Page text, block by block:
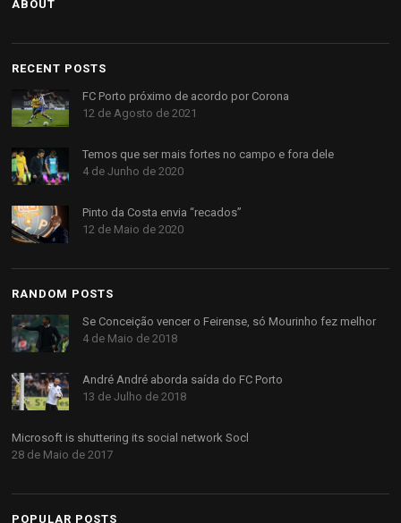
ABOUT
RECENT POSTS
FC Porto próximo de acordo por Corona
12 de Agosto de 2021
Temos que ser mais fortes no campo e fora dele
4 de Junho de 2020
Pinto da Costa envia “recados”
12 de Maio de 2020
RANDOM POSTS
Se Conceição vencer o Feirense, só Mourinho fez melhor
4 de Maio de 2018
André André aborda saída do FC Porto
13 de Julho de 2018
Microsoft is shuttering its social network Socl
28 de Maio de 2017
POPULAR POSTS